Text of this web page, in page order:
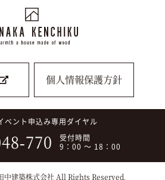
個人情報保護方針
ベント申込み専用ダイヤル
770
受付時間
9：00 ～ 18：00
建築株式会社 All Rights Reserved.